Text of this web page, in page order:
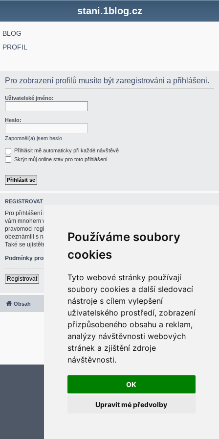
Používáme soubory
cookies
Tyto webové stránky používají
soubory cookies a další sledovací
nástroje s cílem vylepšení
uživatelského prostředí, zobrazení
přizpůsobeného obsahu a reklam,
analýzy návštěvnosti webových
stránek a zjištění zdroje
návštěvnosti.
OK
Upravit mé předvolby
stani.1blog.cz
BLOG
PROFIL
Pro zobrazení profilů musíte být zaregistrováni a přihlášeni.
Uživatelské jméno:
Heslo:
Zapomněl(a) jsem heslo
Přihlásit mě automaticky při každé návštěvě
Skrýt můj online stav pro toto přihlášení
REGISTROVAT
Pro přihlášení musíte být registrován/a. Registrace trvá jen pár vteřin a dává
vám mnohem větší možnosti. Administrátor blogu též může dávat rozšířené
pravomoci registrovaným uživatelům. Před registrací se ujistěte, že jste se
obeznámili s našimi podmínkami pro použití a s dalšími pravidly a ujednáními.
Také se ujistěte, že si přečtete jakákoliv pravidla, která se na fóru objeví.
Podmínky pro užívání
|Ochrana soukromí
Registrovat
Obsah Všechny časy jsou v
2020 © ASTRA - CZ s.r.o.
Založeno naphpBB® Forum Software © phpBB Limited
Český překlad –phpBB.cz
Optimized by:phpBB SEO